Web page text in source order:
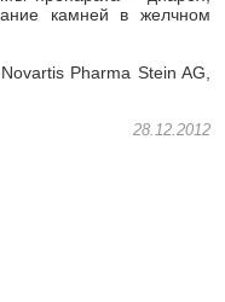
камней в желчном
Pharma Stein AG,
28.12.2012